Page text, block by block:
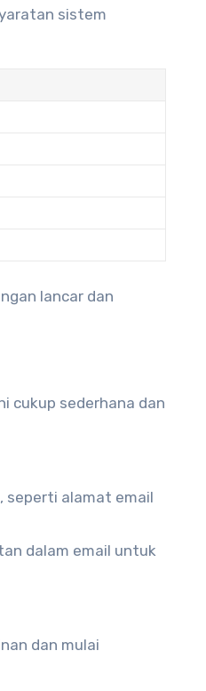
sistem
lancar dan
cukup sederhana dan
seperti alamat email
dalam email untuk
dan mulai